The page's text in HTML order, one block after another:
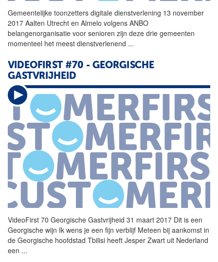
Gemeentelijke toonzetters digitale dienstverlening 13 november
2017 Aalten Utrecht en Almelo volgens ANBO
belangenorganisatie voor senioren zijn deze drie gemeenten
momenteel het meest dienstverlenend ...
VIDEOFIRST #70 - GEORGISCHE
GASTVRIJHEID
VideoFirst 70 Georgische Gastvrijheid 31 maart 2017 Dit is een
Georgische wijn Ik wens je een fijn verblijf Meteen bij aankomst in
de Georgische hoofdstad Tbilisi heeft Jesper Zwart uit Nederland
een ...